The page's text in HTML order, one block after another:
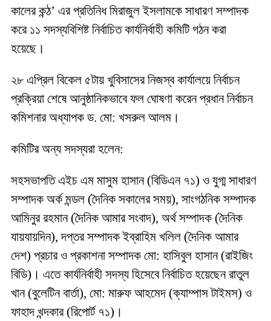
কালের কন্ঠ’ এর প্রতিনিধ মিরাজুল ইসলামকে সাধারণ সম্পাদক
করে ১১ সদস্যবিশিষ্ট নির্বাচিত কার্যনির্বাহী কমিটি গঠন করা
হয়েছে।
২৮ এপ্রিল বিকেল ৫টায় খুবিসাসের নিজস্ব কার্যালয়ে নির্বাচন
প্রক্রিয়া শেষে আনুষ্ঠানিকভাবে ফল ঘোষণা করেন প্রধান নির্বাচন
কমিশনার অধ্যাপক ড. মো: খসরুল আলম।
কমিটির অন্য সদস্যরা হলেন:
সহসভাপতি এইচ এম মাসুম হাসান (বিডিএন ৭১) ও যুগ্ম সাধারণ
সম্পাদক অর্ক মন্ডল (দৈনিক সকালের সময়), সাংগঠনিক সম্পাদক
আমিনুর রহমান (দৈনিক আমার সংবাদ), অর্থ সম্পাদক (দৈনিক
যায়যায়দিন), দপ্তর সম্পাদক ইব্রাহিম খলিল (দৈনিক আমার
দেশ) প্রচার ও প্রকাশনা সম্পাদক মো: হাসিবুল হাসান (রাইজিং
বিডি)। এতে কার্যনির্বাহী সদস্য হিসেবে নির্বাচিত হয়েছেন রাতুল
খান (বুলেটিন বার্তা), মো: মারুফ আহমেদ (ক্যাম্পাস টাইমস) ও
ফাহাদ খন্দকার (রিপোর্ট ৭১)।